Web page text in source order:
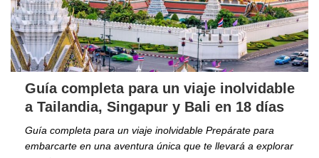
Guía completa para un viaje inolvidable
a Tailandia, Singapur y Bali en 18 días
Guía completa para un viaje inolvidable Prepárate para
embarcarte en una aventura única que te llevará a explorar